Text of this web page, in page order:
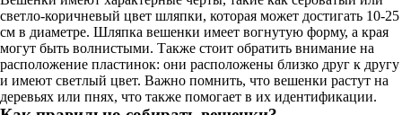
светло-коричневый цвет шляпки, которая может достигать 10-25
см в диаметре. Шляпка вешенки имеет вогнутую форму, а края
могут быть волнистыми. Также стоит обратить внимание на
расположение пластинок: они расположены близко друг к другу
и имеют светлый цвет. Важно помнить, что вешенки растут на
деревьях или пнях, что также помогает в их идентификации.